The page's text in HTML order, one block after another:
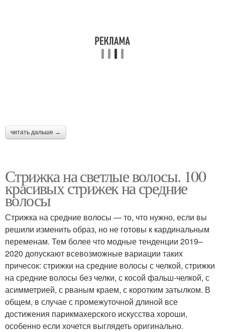
читать дальше →
Стрижка на светлые волосы. 100
красивых стрижек на средние
волосы
Стрижка на средние волосы — то, что нужно, если вы
решили изменить образ, но не готовы к кардинальным
переменам. Тем более что модные тенденции 2019–
2020 допускают всевозможные вариации таких
причесок: стрижки на средние волосы с челкой, стрижки
на средние волосы без челки, с косой фальш-челкой, с
асимметрией, с рваным краем, с коротким затылком. В
общем, в случае с промежуточной длиной все
достижения парикмахерского искусства хороши,
особенно если хочется выглядеть оригинально.